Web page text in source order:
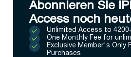
Abonnieren Sie
Access noch
Unlimited Access to
One Monthly Fee for
Exclusive Member's Only
Purchases